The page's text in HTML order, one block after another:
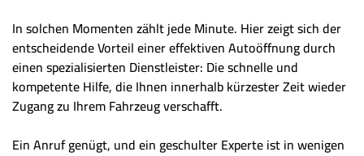
In solchen Momenten zählt jede Minute. Hier zeigt sich der
entscheidende Vorteil einer effektiven Autoöffnung durch
einen spezialisierten Dienstleister: Die schnelle und
kompetente Hilfe, die Ihnen innerhalb kürzester Zeit wieder
Zugang zu Ihrem Fahrzeug verschafft.
Ein Anruf genügt, und ein geschulter Experte ist in wenigen